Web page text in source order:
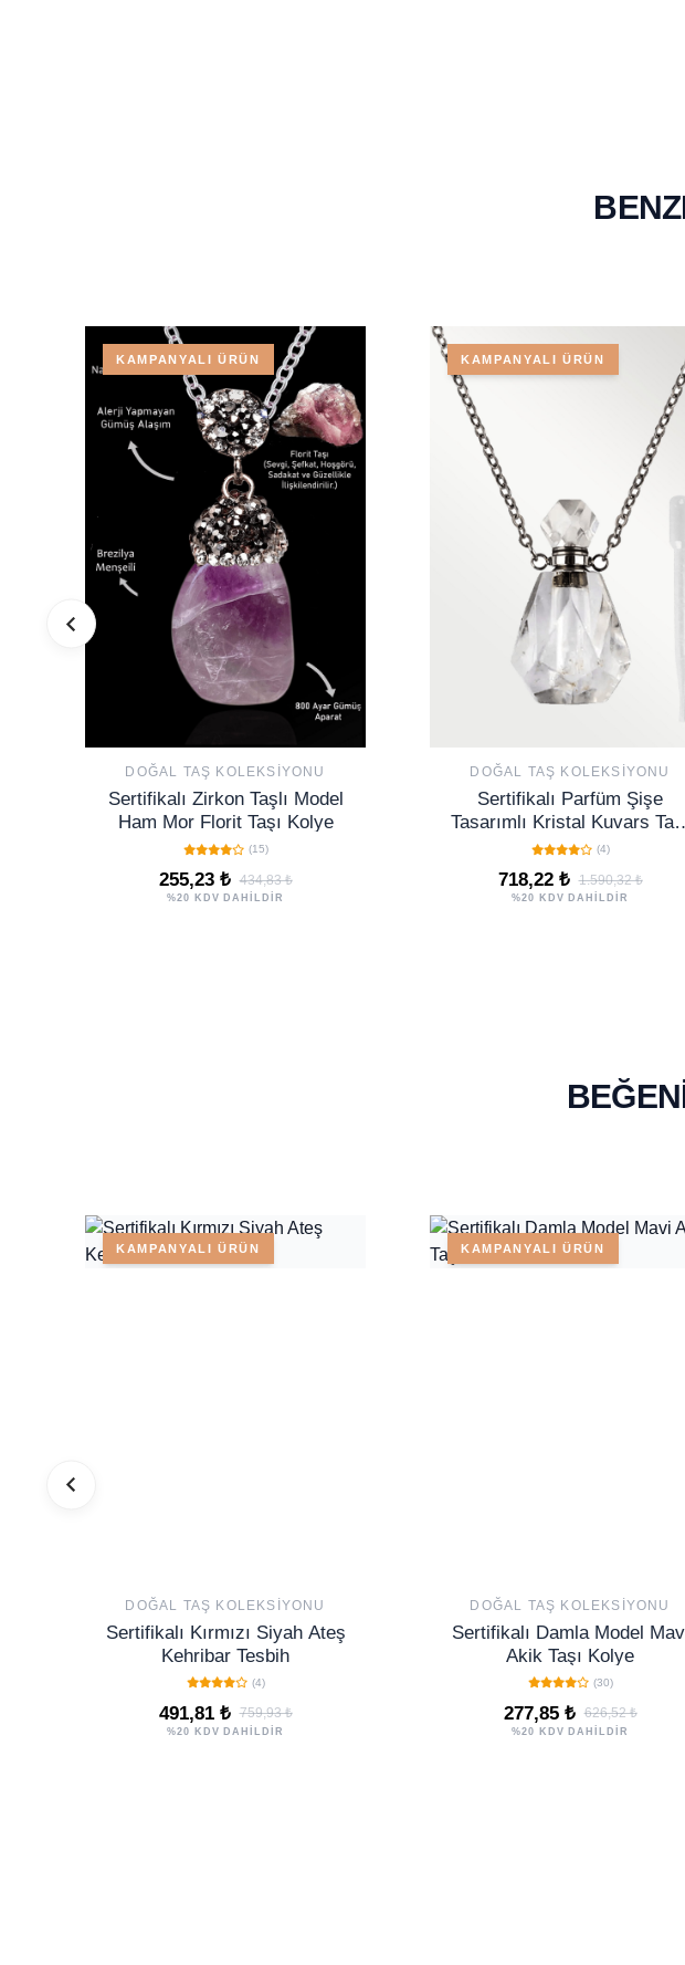
KAMPANYALI ÜRÜN
DOĞAL TAŞ KOLEKSIYONU
Sertifikalı Zirkon Taşlı Model
Ham Mor Florit Taşı Kolye
(15)
255,23 ₺ 434,83 ₺
%20 KDV DAHİLDİR
KAMPANYALI ÜRÜN
DOĞAL TAŞ KOLEKSIYONU
Sertifikalı Parfüm Şişe
Tasarımlı Kristal Kuvars
Kolye - Gümüş Aparat
(4)
718,22 ₺ 1.590,32 ₺
%20 KDV DAHİLDİR
KAMPANYALI ÜRÜN
DOĞAL TAŞ KOLEKSIYONU
Sertifikalı Kırmızı Siyah Ateş
Kehribar Tesbih
(4)
491,81 ₺ 759,93 ₺
%20 KDV DAHİLDİR
KAMPANYALI ÜRÜN
DOĞAL TAŞ KOLEKSIYONU
Sertifikalı Damla Model
Akik Taşı Kolye
(30)
277,85 ₺ 626,52 ₺
%20 KDV DAHİLDİR